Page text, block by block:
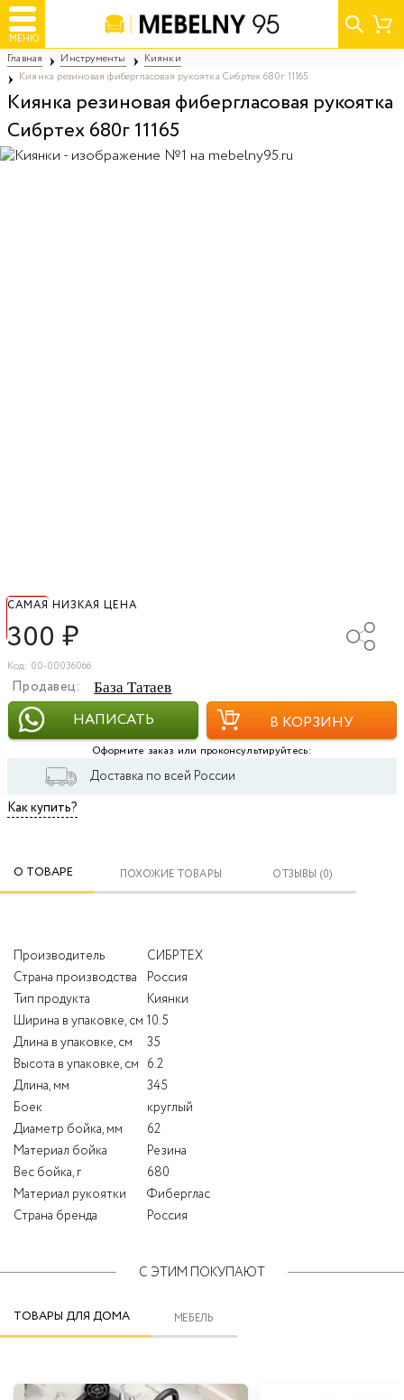
МЕНЮ
Главная Инструменты
Киянки
Киянка резиновая фибергласовая рукоятка Сибртех 680г 11165
Киянка резиновая фибергласовая рукоятка
Сибртех 680г 11165
САМАЯ НИЗКАЯ ЦЕНА
300 ₽
Код: 00-00036066
Продавец: База Татаев
НАПИСАТЬ В КОРЗИНУ
Оформите заказ или проконсультируйтесь:
Доставка по всей России
Как купить?
О ТОВАРЕ ПОХОЖИЕ ТОВАРЫ ОТЗЫВЫ (0)
Производитель
СИБРТЕХ
Страна производства
Россия
Тип продукта
Киянки
Ширина в упаковке, см 10.5
Длина в упаковке, см
35
Высота в упаковке, см 6.2
Длина, мм
345
Боек
круглый
Диаметр бойка, мм
62
Материал бойка
Резина
Вес бойка, г
680
Материал рукоятки
Фиберглас
Страна бренда
Россия
С ЭТИМ ПОКУПАЮТ
ТОВАРЫ ДЛЯ ДОМА МЕБЕЛЬ